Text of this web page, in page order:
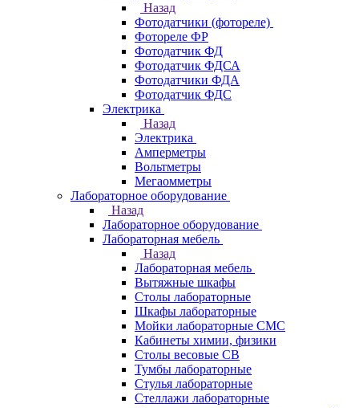
Назад
Фотодатчики (фотореле)
Фотореле ФР
Фотодатчик ФД
Фотодатчик ФДСА
Фотодатчики ФДА
Фотодатчик ФДС
Электрика
Назад
Электрика
Амперметры
Вольтметры
Мегаомметры
Лабораторное оборудование
Назад
Лабораторное оборудование
Лабораторная мебель
Назад
Лабораторная мебель
Вытяжные шкафы
Столы лабораторные
Шкафы лабораторные
Мойки лабораторные СМС
Кабинеты химии, физики
Столы весовые СВ
Тумбы лабораторные
Стулья лабораторные
Стеллажи лабораторные